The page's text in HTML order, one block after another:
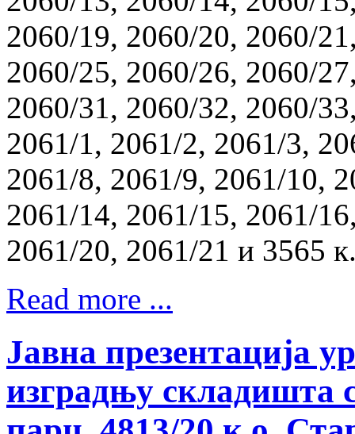
2060/19, 2060/20, 2060/
2060/25, 2060/26, 2060/
2060/31, 2060/32, 2060/
2061/1, 2061/2, 2061/3,
2061/8, 2061/9, 2061/10,
2061/14, 2061/15, 2061/
2061/20, 2061/21 и 3565
Read more ...
Јавна презентација
изградњу складишта